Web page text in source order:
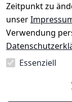
Zeitpunkt zu
unser
Verwendung
Essenziell